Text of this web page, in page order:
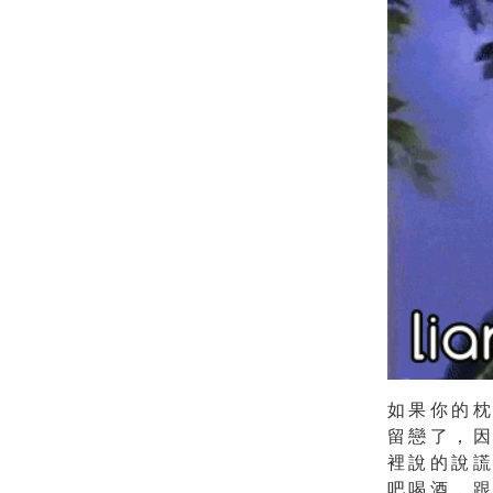
如果你的
留戀了，
裡說的說
吧喝酒，